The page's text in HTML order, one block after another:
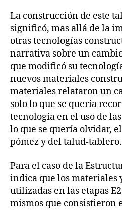
La construcción de este
significó, mas allá de la
otras tecnologías
narrativa sobre un
que modificó su
nuevos materiales
materiales relataron un
solo lo que se quería
tecnología en el uso de
lo que se quería olvidar,
pómez y del talud-tablero.
Para el caso de la
indica que los materiales
utilizadas en las etapas
mismos que consistieron